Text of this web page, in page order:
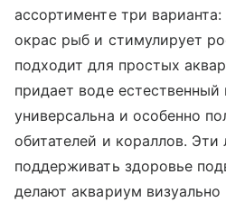
ассортименте три
окрас рыб и стимулирует
подходит для простых
придает воде
универсальна и особенно
обитателей и кораллов.
поддерживать здоровье
делают аквариум